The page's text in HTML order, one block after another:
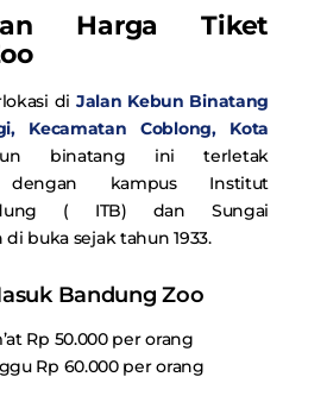
Harga Tiket
di Jalan Kebun Binatang
Kecamatan Coblong, Kota
binatang ini terletak
dengan kampus Institut
( ITB) dan Sungai
buka sejak tahun 1933.
Bandung Zoo
Rp 50.000 per orang
Rp 60.000 per orang